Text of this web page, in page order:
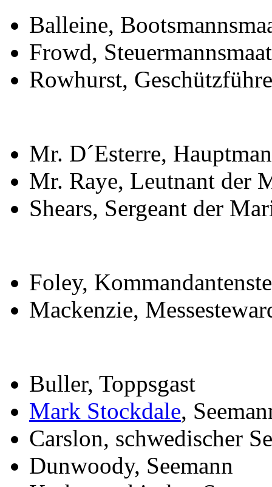
Balleine,
Frowd,
Rowhurst,
Mr. D´Esterre,
Mr. Raye, Leutnant der
Shears, Sergeant der
Foley,
Mackenzie,
Buller, Toppsgast
Mark Stockdale,
Carslon, schwedischer
Dunwoody, Seemann